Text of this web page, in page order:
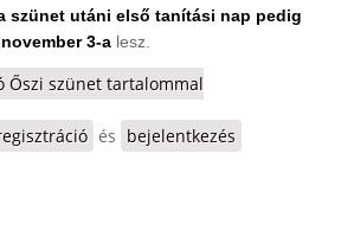
szünet utáni első tanítási nap pedig
november 3-a lesz.
Őszi szünet tartalommal
és bejelentkezés